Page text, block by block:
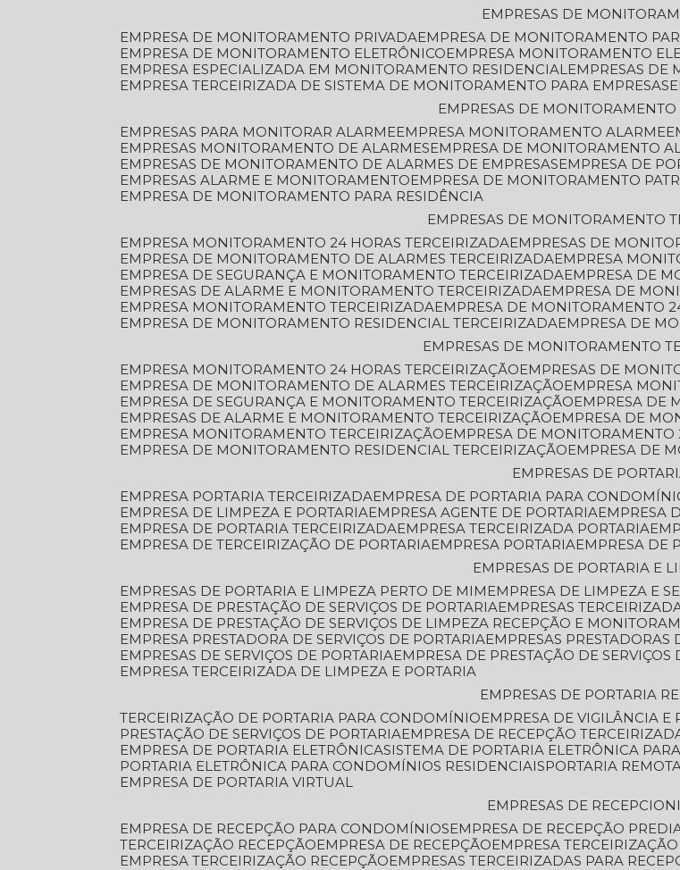
EMPRESAS DE
EMPRESA DE MONITORAMENTO PRIVADA
EMPRESA DE MONITORAMENTO
EMPRESA DE MONITORAMENTO ELETRÔNICO
EMPRESA MONITORAMENTO
EMPRESA ESPECIALIZADA EM MONITORAMENTO RESIDENCIAL
EMPRESAS
EMPRESA TERCEIRIZADA DE SISTEMA DE MONITORAMENTO PARA EMPRESAS
EMPRESAS DE
EMPRESAS PARA MONITORAR ALARME
EMPRESA MONITORAMENTO ALARME
EMPRESAS MONITORAMENTO DE ALARMES
EMPRESA DE MONITORAMENTO
EMPRESAS DE MONITORAMENTO DE ALARMES DE EMPRESAS
EMPRESA DE
EMPRESAS ALARME E MONITORAMENTO
EMPRESA DE MONITORAMENTO
EMPRESA DE MONITORAMENTO PARA RESIDÊNCIA
EMPRESAS DE MONITORAMENTO
EMPRESA MONITORAMENTO 24 HORAS TERCEIRIZADA
EMPRESAS DE
EMPRESA DE MONITORAMENTO DE ALARMES TERCEIRIZADA
EMPRESA
EMPRESA DE SEGURANÇA E MONITORAMENTO TERCEIRIZADA
EMPRESA DE
EMPRESAS DE ALARME E MONITORAMENTO TERCEIRIZADA
EMPRESA DE
EMPRESA MONITORAMENTO TERCEIRIZADA
EMPRESA DE MONITORAMENTO
EMPRESA DE MONITORAMENTO RESIDENCIAL TERCEIRIZADA
EMPRESA DE
EMPRESAS DE MONITORAMENTO
EMPRESA MONITORAMENTO 24 HORAS TERCEIRIZAÇÃO
EMPRESAS DE
EMPRESA DE MONITORAMENTO DE ALARMES TERCEIRIZAÇÃO
EMPRESA
EMPRESA DE SEGURANÇA E MONITORAMENTO TERCEIRIZAÇÃO
EMPRESA
EMPRESAS DE ALARME E MONITORAMENTO TERCEIRIZAÇÃO
EMPRESA DE
EMPRESA MONITORAMENTO TERCEIRIZAÇÃO
EMPRESA DE
EMPRESA DE MONITORAMENTO RESIDENCIAL TERCEIRIZAÇÃO
EMPRESA DE
EMPRESAS DE
EMPRESA PORTARIA TERCEIRIZADA
EMPRESA DE PORTARIA PARA
EMPRESA DE LIMPEZA E PORTARIA
EMPRESA AGENTE DE PORTARIA
EMPRESA
EMPRESA DE PORTARIA TERCEIRIZADA
EMPRESA TERCEIRIZADA PORTARIA
EMPRESA DE TERCEIRIZAÇÃO DE PORTARIA
EMPRESA PORTARIA
EMPRESA DE
EMPRESAS DE PORTARIA E
EMPRESAS DE PORTARIA E LIMPEZA PERTO DE MIM
EMPRESA DE LIMPEZA E
EMPRESA DE PRESTAÇÃO DE SERVIÇOS DE PORTARIA
EMPRESAS
EMPRESA DE PRESTAÇÃO DE SERVIÇOS DE LIMPEZA RECEPÇÃO E
EMPRESA PRESTADORA DE SERVIÇOS DE PORTARIA
EMPRESAS
EMPRESAS DE SERVIÇOS DE PORTARIA
EMPRESA DE PRESTAÇÃO DE
EMPRESA TERCEIRIZADA DE LIMPEZA E PORTARIA
EMPRESAS DE PORTARIA
TERCEIRIZAÇÃO DE PORTARIA PARA CONDOMÍNIO
EMPRESA DE VIGILÂNCIA E
PRESTAÇÃO DE SERVIÇOS DE PORTARIA
EMPRESA DE RECEPÇÃO
EMPRESA DE PORTARIA ELETRÔNICA SISTEMA DE PORTARIA ELETRÔNICA
PORTARIA ELETRÔNICA PARA CONDOMÍNIOS RESIDENCIAIS
PORTARIA
EMPRESA DE PORTARIA VIRTUAL
EMPRESAS DE
EMPRESA DE RECEPÇÃO PARA CONDOMÍNIOS
EMPRESA DE RECEPÇÃO
TERCEIRIZAÇÃO RECEPÇÃO
EMPRESA DE RECEPÇÃO EMPRESA
EMPRESA TERCEIRIZAÇÃO RECEPÇÃO
EMPRESAS TERCEIRIZADAS PARA